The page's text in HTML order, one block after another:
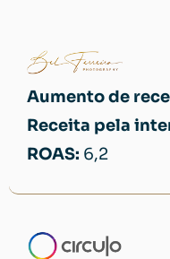
Aumento de
Receita pela
ROAS: 6,2